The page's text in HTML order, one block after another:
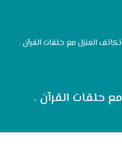
تكاتف المنزل مع حلقات القرآن .
حلقات القرآن .